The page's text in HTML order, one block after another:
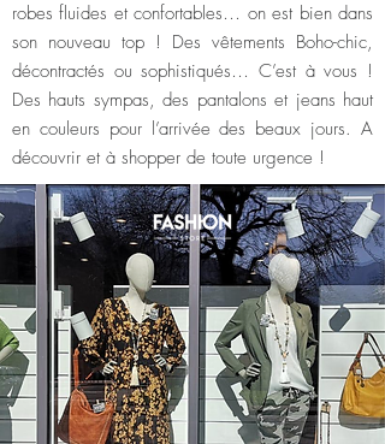
robes fluides et confortables… on est bien dans
son nouveau top ! Des vêtements Boho-chic,
décontractés ou sophistiqués… C’est à vous !
Des hauts sympas, des pantalons et jeans haut
en couleurs pour l’arrivée des beaux jours. A
découvrir et à shopper de toute urgence !